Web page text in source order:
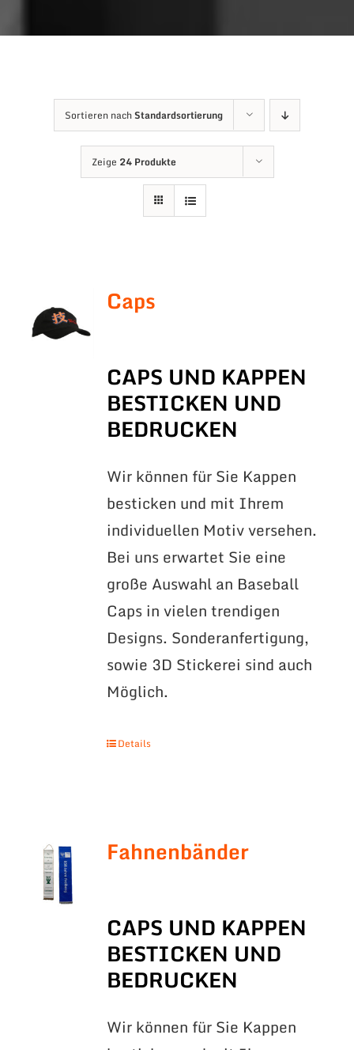
Sortieren nachStandardsortierung
Zeige 24 Produkte
Caps
CAPS UND KAPPEN
BESTICKEN UND
BEDRUCKEN
Wir können für Sie Kappen
besticken und mit Ihrem
individuellen Motiv versehen.
Bei uns erwartet Sie eine
große Auswahl an Baseball
Caps in vielen trendigen
Designs. Sonderanfertigung,
sowie 3D Stickerei sind auch
Möglich.
Details
Fahnenbänder
CAPS UND KAPPEN
BESTICKEN UND
BEDRUCKEN
Wir können für Sie Kappen